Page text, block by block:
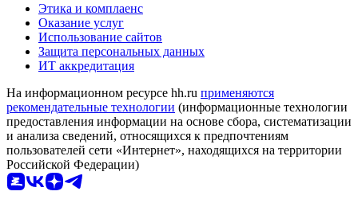
Этика и комплаенс
Оказание услуг
Использование сайтов
Защита персональных данных
ИТ аккредитация
На информационном ресурсе hh.ru применяются
рекомендательные технологии (информационные технологии
предоставления информации на основе сбора, систематизации
и анализа сведений, относящихся к предпочтениям
пользователей сети «Интернет», находящихся на территории
Российской Федерации)